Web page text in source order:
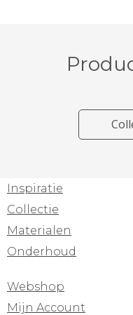
Inspiratie
Collectie
Materialen
Onderhoud
Webshop
Mijn Account